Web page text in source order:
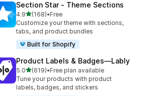
Section Star ‑ Theme Sections
4.9เต็ม 5 ดาว
(168)
ทั้งหมด 168 รีวิว
•Free
Customize your theme with sections,
tabs, and product bundles
Built for Shopify
Product Labels & Badges—Lably
5.0เต็ม 5 ดาว
(619)
ทั้งหมด 619 รีวิว
•Free plan available
Tune your products with product
labels, badges, and stickers